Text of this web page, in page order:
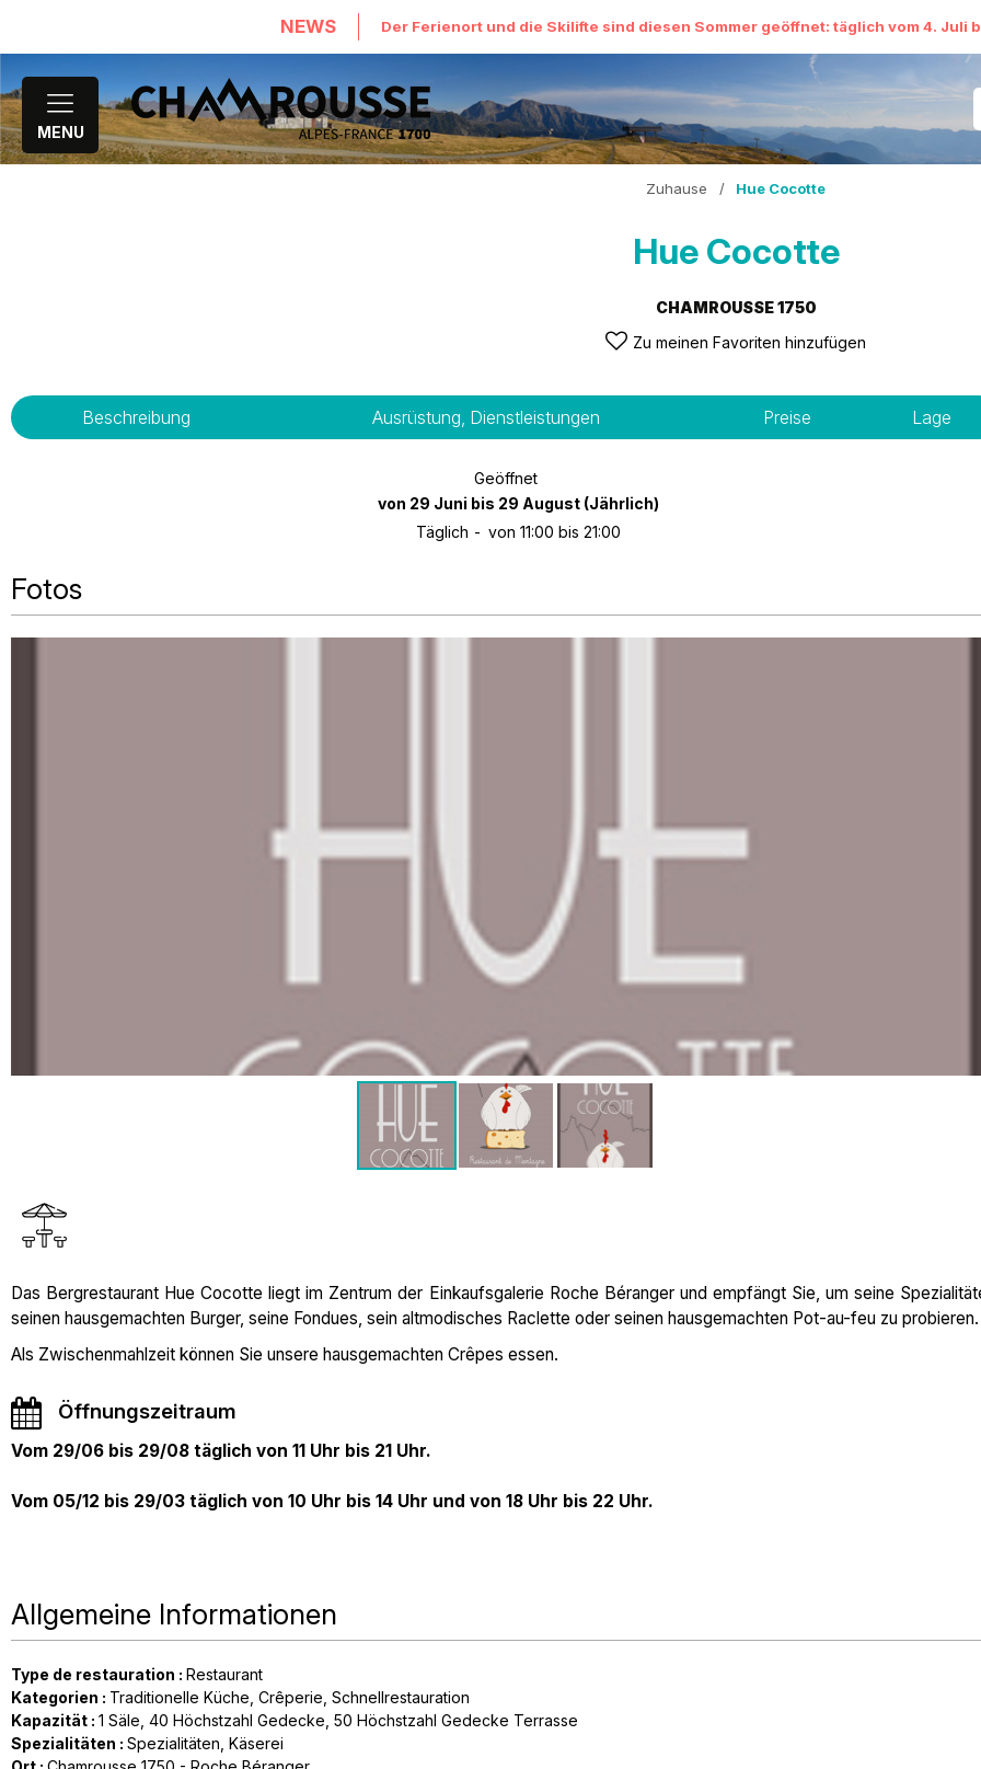
NEWS Der Ferienort und die Skilifte sind diesen Sommer geöffnet: täglich vom 4. Juli
MENU
Zuhause / Hue Cocotte
Hue Cocotte
CHAMROUSSE 1750
Zu meinen Favoriten hinzufügen
Beschreibung Ausrüstung, Dienstleistungen Preise Lage
Geöffnet
von 29 Juni bis 29 August (Jährlich)
Täglich
von 11:00 bis 21:00
Fotos
Das Bergrestaurant Hue Cocotte liegt im Zentrum der Einkaufsgalerie Roche Béranger und empfängt Sie, um seine
seinen hausgemachten Burger, seine Fondues, sein altmodisches Raclette oder seinen hausgemachten Pot-au-feu zu probieren.
Als Zwischenmahlzeit können Sie unsere hausgemachten Crêpes essen.
Öffnungszeitraum
Vom 29/06 bis 29/08 täglich von 11 Uhr bis 21 Uhr.
Vom 05/12 bis 29/03 täglich von 10 Uhr bis 14 Uhr und von 18 Uhr bis 22 Uhr.
Allgemeine Informationen
Type de restauration : Restaurant
Kategorien : Traditionelle Küche Crêperie Schnellrestauration
Kapazität : 1 Säle 40 Höchstzahl Gedecke 50 Höchstzahl Gedecke Terrasse
Spezialitäten : Spezialitäten Käserei